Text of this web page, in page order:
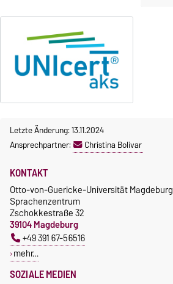
Letzte Änderung: 13.11.2024
Ansprechpartner:
Christina Bolivar
SOZIALE MEDIEN
KONTAKT
Otto-von-Guericke-Universität Magdeburg
Sprachenzentrum
Zschokkestraße 32
39104 Magdeburg
+49 391 67-56516
mehr…